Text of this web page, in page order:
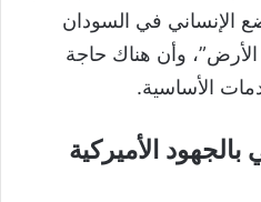
الإنساني في السودان
وأن هناك حاجة
الأساسية.
الأميركية